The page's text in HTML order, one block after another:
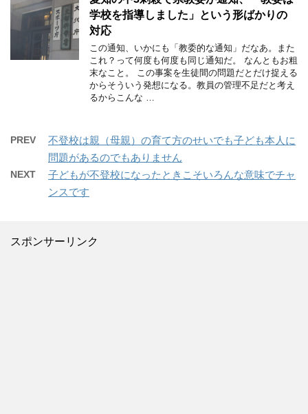
学校を指導しました」という形ばかりの
対応
この通知、いかにも「教委的な通知」だなあ。また
これ？って何度も何度も同じ通知だ。 なんともお粗
末なこと。 この事案を生徒間の問題だとだけ捉える
からそういう発想になる。教員の管理不足だと考え
るからこんな …
PREV
不登校は親（母親）の育て方のせいでも子ども本人に
問題があるのでもありません
NEXT
子どもが不登校になったときこそいろんな意味でチャ
ンスです
スポンサーリンク